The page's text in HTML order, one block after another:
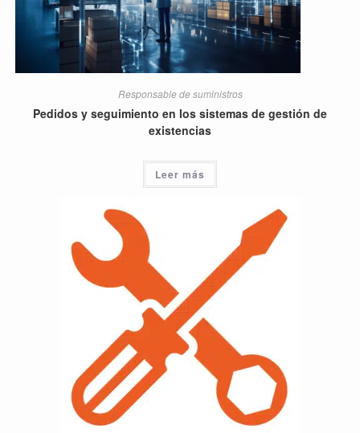
Responsable de suministros
Pedidos y seguimiento en los sistemas de gestión de
existencias
Leer más